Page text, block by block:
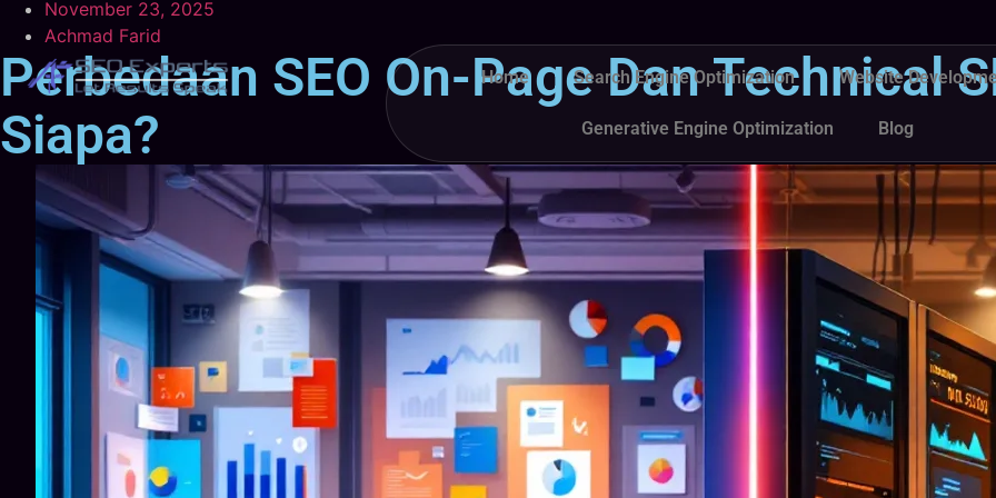
Home Search Engine Optimization Website
Generative Engine Optimization Blog
November 23, 2025
Achmad Farid
Perbedaan SEO On-Page Dan Technical
Siapa?